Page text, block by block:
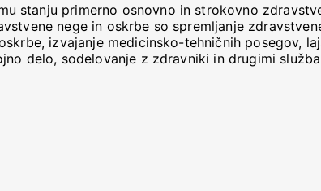
stanju primerno osnovno in strokovno
nege in oskrbe so spremljanje
izvajanje medicinsko-tehničnih posegov,
delo, sodelovanje z zdravniki in drugimi